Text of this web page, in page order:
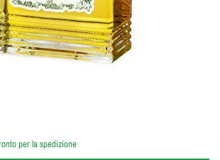
per la spedizione